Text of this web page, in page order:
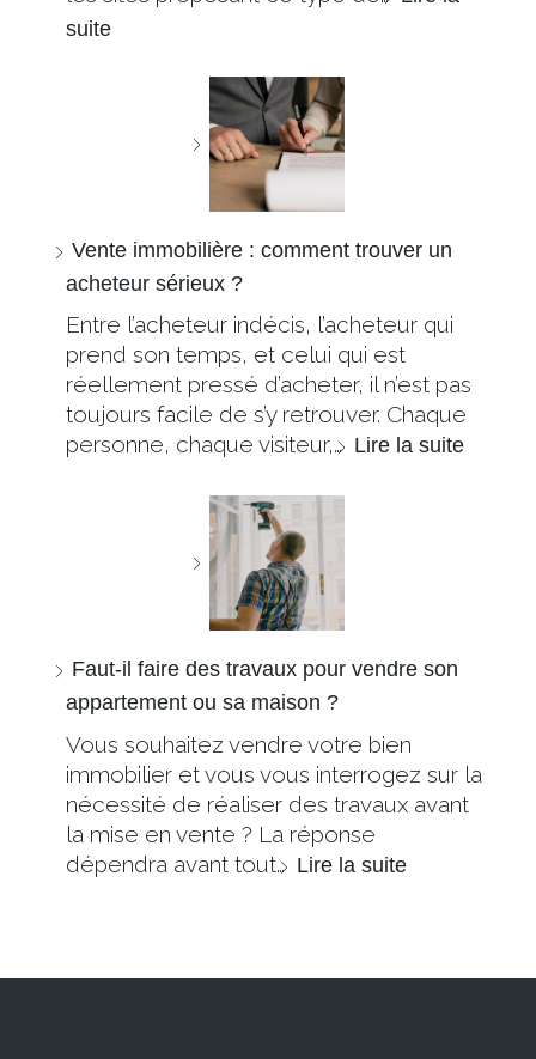
suite
Vente immobilière : comment trouver un
acheteur sérieux ?
Entre l’acheteur indécis, l’acheteur qui
prend son temps, et celui qui est
réellement pressé d’acheter, il n’est pas
toujours facile de s’y retrouver. Chaque
personne, chaque visiteur,… Lire la suite
Faut-il faire des travaux pour vendre son
appartement ou sa maison ?
Vous souhaitez vendre votre bien
immobilier et vous vous interrogez sur la
nécessité de réaliser des travaux avant
la mise en vente ? La réponse
dépendra avant tout… Lire la suite